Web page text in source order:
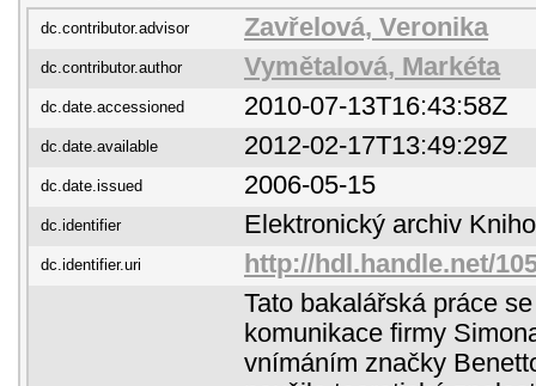
dc.contributor.advisor Zavřelová, Veronika
dc.contributor.author Vymětalová, Markéta
dc.date.accessioned 2010-07-13T16:43:58Z
dc.date.available 2012-02-17T13:49:29Z
dc.date.issued 2006-05-15
dc.identifier Elektronický archiv
dc.identifier.uri http://hdl.handle.net/
Tato bakalářská práce
komunikace firmy
vnímáním značky